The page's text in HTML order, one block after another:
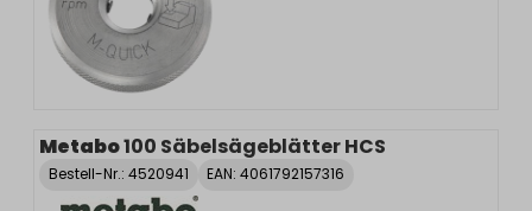
Metabo100 Säbelsägeblätter HCS
Bestell-Nr.: 4520941 EAN: 4061792157316